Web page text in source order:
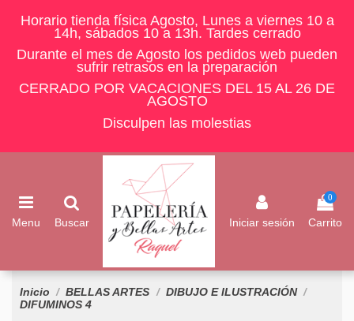
Horario tienda física Agosto, Lunes a viernes 10 a
14h, sábados 10 a 13h. Tardes cerrado
Durante el mes de Agosto los pedidos web pueden
sufrir retrasos en la preparación
CERRADO POR VACACIONES DEL 15 AL 26 DE
AGOSTO
Disculpen las molestias
Menu Buscar Iniciar sesión
0
Carrito
Inicio BELLAS ARTES
DIBUJO E ILUSTRACIÓN
DIFUMINOS 4